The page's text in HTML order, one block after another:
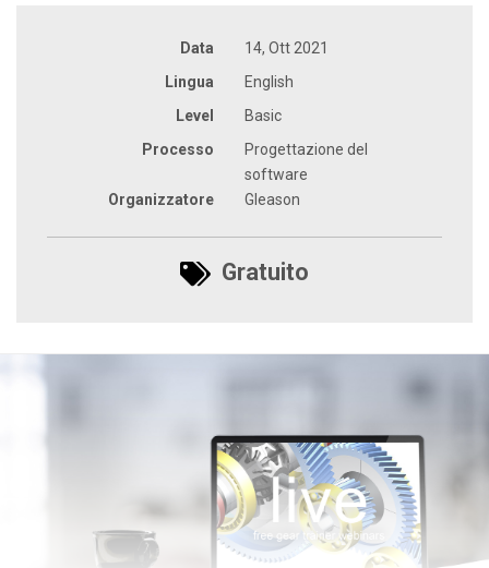
Data
14, Ott 2021
Lingua
English
Level
Basic
Processo
Progettazione del
software
Organizzatore
Gleason
Gratuito